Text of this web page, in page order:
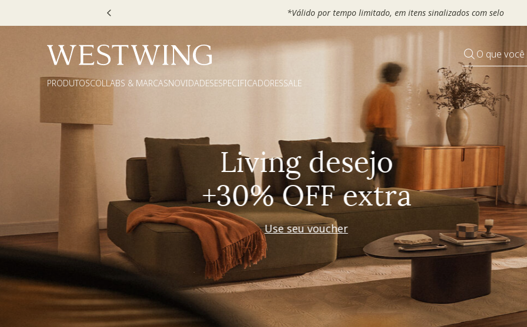
Escolha seu VOUCHER e ganhe até 30% OFF*: useMOVEL30, TEXTIL30 OU
O que
PRODUTOSCOLLABS & MARCASNOVIDADESESPECIFICADORESSALE
Pequenos rituais
Grandes mudanças